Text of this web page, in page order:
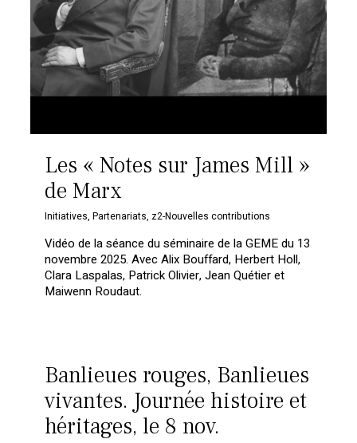
Les « Notes sur James Mill »
de Marx
Initiatives,Partenariats, z2-Nouvelles contributions
Vidéo de la séance du séminaire de la GEME du 13
novembre 2025. Avec Alix Bouffard, Herbert Holl,
Clara Laspalas, Patrick Olivier, Jean Quétier et
Maiwenn Roudaut.
Banlieues rouges, Banlieues
vivantes. Journée histoire et
héritages, le 8 nov.